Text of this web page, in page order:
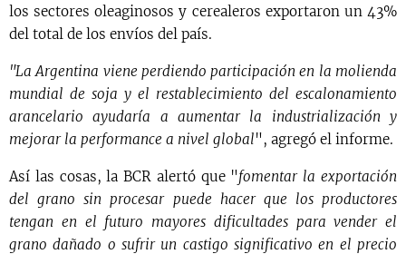
los sectores oleaginosos y cerealeros exportaron un 43%
del total de los envíos del país.
"La Argentina viene perdiendo participación en la molienda
mundial de soja y el restablecimiento del escalonamiento
arancelario ayudaría a aumentar la industrialización y
mejorar la performance a nivel global", agregó el informe.
Así las cosas, la BCR alertó que "fomentar la exportación
del grano sin procesar puede hacer que los productores
tengan en el futuro mayores dificultades para vender el
grano dañado o sufrir un castigo significativo en el precio